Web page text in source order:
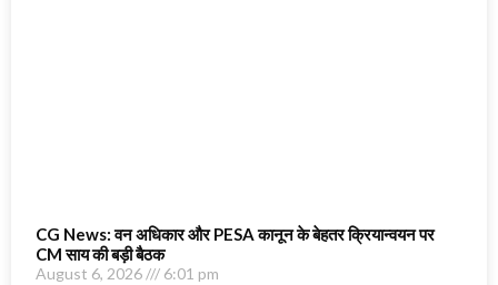
CG News: वन अधिकार और PESA कानून के बेहतर क्रियान्वयन पर
CM साय की बड़ी बैठक
August 6, 2026 6:01 pm